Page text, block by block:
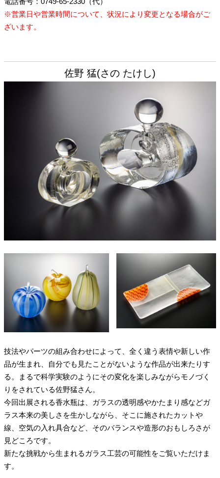
※営業日や営業時間について、状況により変更となる場合がご
ざいます。
佐野 猛(さの たけし)
技法やパーツの組み合わせによって、全く違う表情や新しい作
品が生まれ、自分でも見たことがないような作品が出来たりす
る。まるで科学実験のようにその変化を楽しみながらモノづく
りをされている佐野猛さん。
今回出展される香水瓶は、ガラスの透明感やかたまり感などガ
ラス本来の美しさを生かしながら、そこに施されたカットや
線、空気の入れ具合など、そのバランスや造形のおもしろさが
見どころです。
新たな挑戦から生まれるガラス工芸の可能性をご覧いただけま
す。